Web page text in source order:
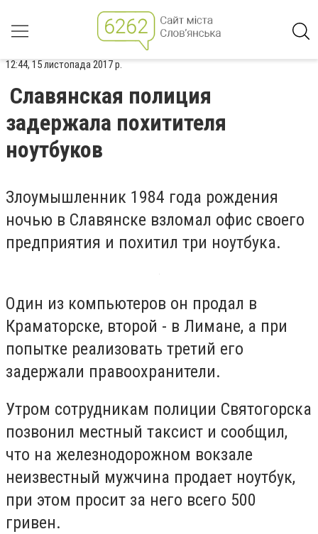
12:44, 15 листопада 2017 р.
Славянская полиция
задержала похитителя
ноутбуков
Злоумышленник 1984 года рождения
ночью в Славянске взломал офис своего
предприятия и похитил три ноутбука.
Один из компьютеров он продал в
Краматорске, второй - в Лимане, а при
попытке реализовать третий его
задержали правоохранители.
Утром сотрудникам полиции Святогорска
позвонил местный таксист и сообщил,
что на железнодорожном вокзале
неизвестный мужчина продает ноутбук,
при этом просит за него всего 500
гривен.